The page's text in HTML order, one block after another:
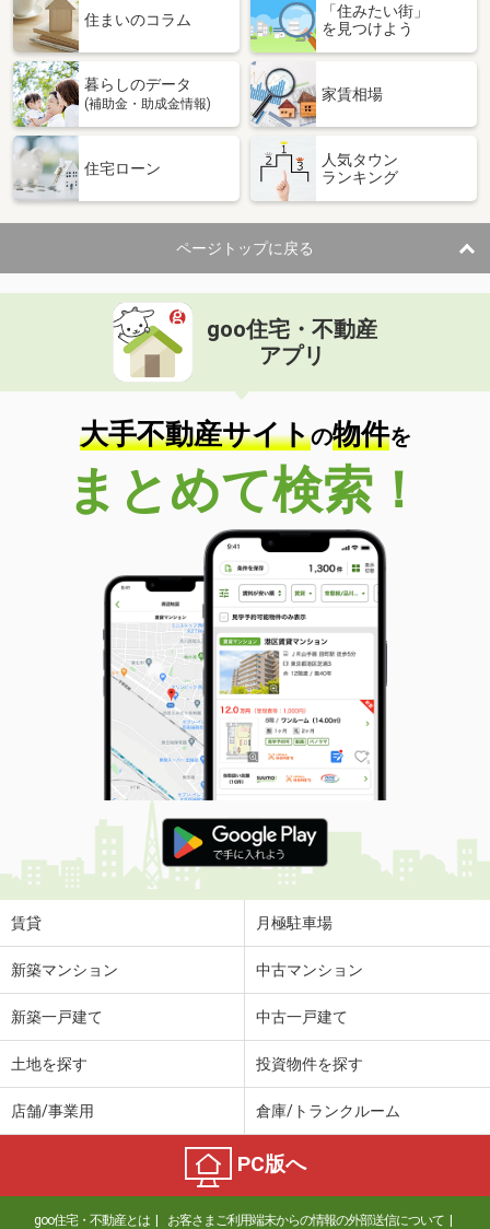
価 格
52.80万円
三重県津市大門
物件種別 貸店舗・事務所
使用面積
230.46m²
三重県四日市市大字六呂見
住 所
三重県四日市市大字六呂見
物件種別 貸地
土地面積 227.61m²
三重県松阪市下村町
価 格
25.30万円
住 所
三重県松阪市下村町
物件種別 貸店舗・事務所
使用面積
197.59m²
三重県松阪市下村町
価 格
25.30万円
三重県松阪市下村町
貸倉庫
使用面積 197.59m²
三重県津市一志町田尻
価 格
15万円
住 所
三重県津市一志町田尻
物件種別 貸店舗
使用面積 170.72m²
三重県津市栄町４丁目
価 格
0.65万円
住 所
三重県津市栄町４丁目
物件種別
三重県津市栄町４丁目
0.65万円
貸駐車場
三重県津市栄町４丁目
0.65万円
住 所
三重県津市栄町４丁目
物件種別 貸駐車場
住まいのコラム
「住みたい街」
を見つけよう
暮らしのデータ
(補助金・助成金情報)
家賃相場
住宅ローン
人気タウン
ランキング
ページトップに戻る
goo住宅・不動産
アプリ
大手不動産サイトの物件を
まとめて検索！
賃貸 月極駐車場
新築マンション 中古マンション
新築一戸建て 中古一戸建て
土地を探す 投資物件を探す
店舗/事業用 倉庫/トランクルーム
PC版へ
goo住宅・不動産とは お客さまご利用端末からの情報の外部送信について